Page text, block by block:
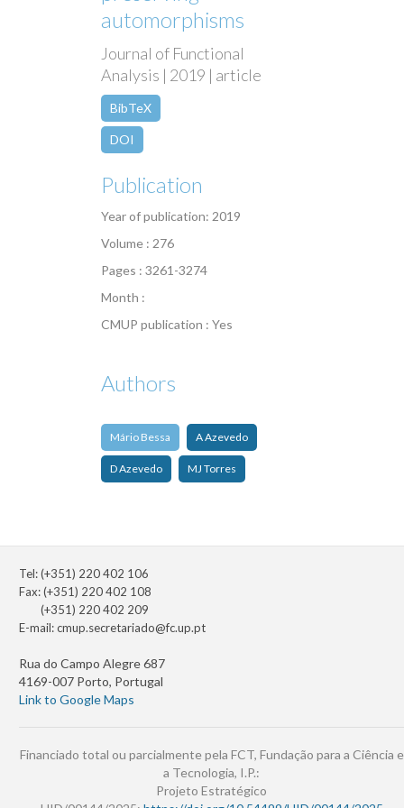
automorphisms
Journal of Functional
Analysis | 2019 | article
BibTeX
DOI
Publication
Year of publication: 2019
Volume : 276
Pages : 3261-3274
Month :
CMUP publication : Yes
Authors
Mário Bessa A Azevedo
D Azevedo MJ Torres
Tel: (+351) 220 402 106
Fax: (+351) 220 402 108
(+351) 220 402 209
E-mail:cmup.secretariado@fc.up.pt
Rua do Campo Alegre 687
4169-007 Porto, Portugal
Link to Google Maps
Financiado total ou parcialmente pela FCT, Fundação para a Ciência e
a Tecnologia, I.P.:
Projeto Estratégico